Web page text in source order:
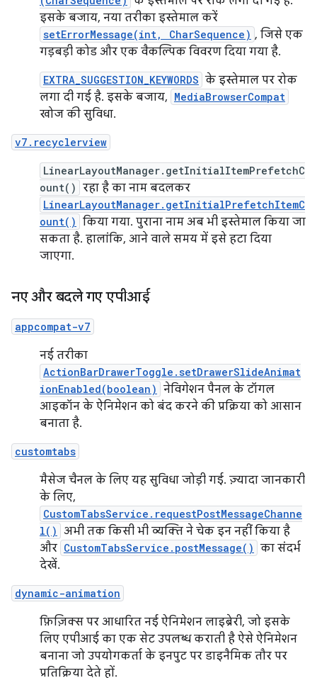
इसके बजाय, नया तरीका इस्तेमाल करें
setErrorMessage(int, CharSequence) , जिसे एक
गड़बड़ी कोड और एक वैकल्पिक विवरण दिया गया है.
EXTRA_SUGGESTION_KEYWORDS के इस्तेमाल पर रोक
लगा दी गई है. इसके बजाय, MediaBrowserCompat
खोज की सुविधा.
v7.recyclerview
LinearLayoutManager.getInitialItemPrefetchC
ount() रहा है का नाम बदलकर
LinearLayoutManager.getInitialPrefetchItemC
ount() किया गया. पुराना नाम अब भी इस्तेमाल किया जा
सकता है. हालांकि, आने वाले समय में इसे हटा दिया
जाएगा.
नए और बदले गए एपीआई
appcompat-v7
नई तरीका
ActionBarDrawerToggle.setDrawerSlideAnimat
ionEnabled(boolean) नेविगेशन पैनल के टॉगल
आइकॉन के ऐनिमेशन को बंद करने की प्रक्रिया को आसान
बनाता है.
customtabs
मैसेज चैनल के लिए यह सुविधा जोड़ी गई. ज़्यादा जानकारी
के लिए,
CustomTabsService.requestPostMessageChanne
l() अभी तक किसी भी व्यक्ति ने चेक इन नहीं किया है
और CustomTabsService.postMessage() का संदर्भ
देखें.
dynamic-animation
फ़िज़िक्स पर आधारित नई ऐनिमेशन लाइब्रेरी, जो इसके
लिए एपीआई का एक सेट उपलब्ध कराती है ऐसे ऐनिमेशन
बनाना जो उपयोगकर्ता के इनपुट पर डाइनैमिक तौर पर
प्रतिक्रिया देते हों.